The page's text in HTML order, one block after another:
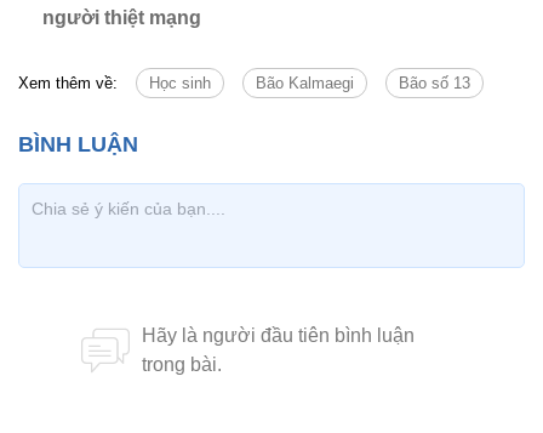
người thiệt mạng
Xem thêm về: Học sinh Bão Kalmaegi Bão số 13